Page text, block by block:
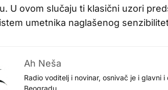
U ovom slučaju ti klasični uzori
umetnika naglašenog
Ah Neša
Radio voditelj i novinar, osnivač je i glavni
Beogradu.